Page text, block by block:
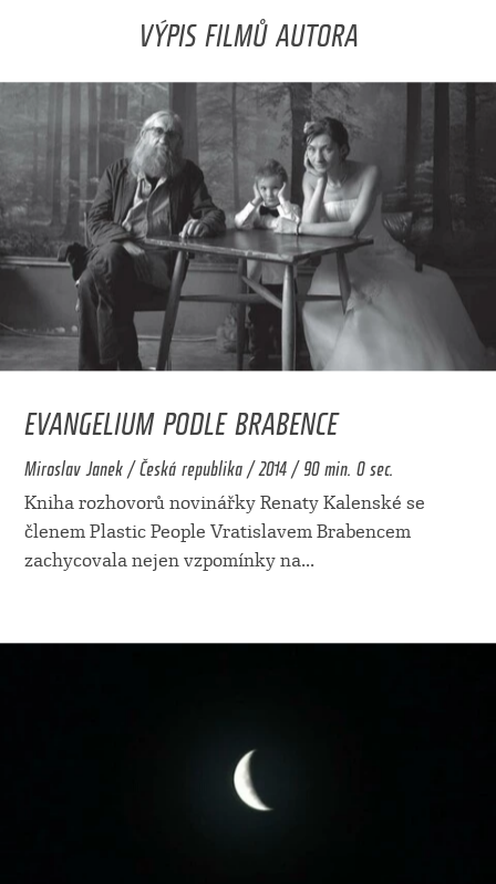
VÝPIS FILMŮ AUTORA
EVANGELIUM PODLE BRABENCE
Miroslav Janek / Česká republika / 2014 / 90 min. 0 sec.
Kniha rozhovorů novinářky Renaty Kalenské se
členem Plastic People Vratislavem Brabencem
zachycovala nejen vzpomínky na...